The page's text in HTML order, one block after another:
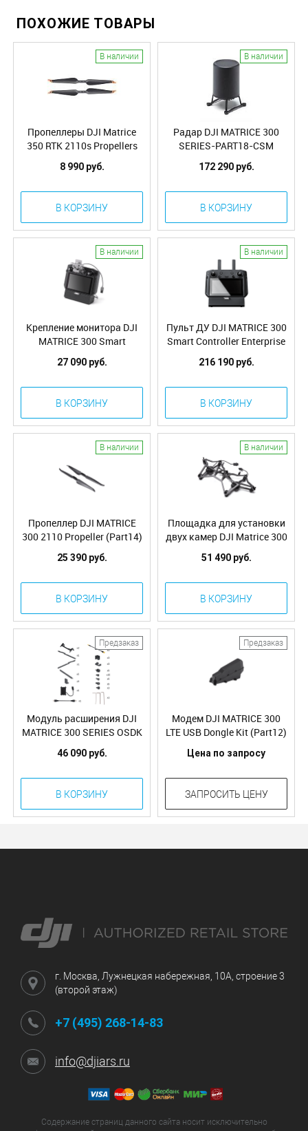
ПОХОЖИЕ ТОВАРЫ
В наличии
Пропеллеры DJI Matrice
350 RTK 2110s Propellers
(Pair)
8 990 руб.
В КОРЗИНУ
В наличии
Радар DJI MATRICE 300
SERIES-PART18-CSM
Radar
172 290 руб.
В КОРЗИНУ
В наличии
Крепление монитора DJI
MATRICE 300 Smart
Controller Enterprise
Monitor Mounting Kit
27 090 руб.
В КОРЗИНУ
В наличии
Пульт ДУ DJI MATRICE 300
Smart Controller Enterprise
(Part02)
216 190 руб.
В КОРЗИНУ
В наличии
Пропеллер DJI MATRICE
300 2110 Propeller (Part14)
25 390 руб.
В КОРЗИНУ
В наличии
Площадка для установки
двух камер DJI Matrice 300
Dual Gimbal Connector
(Part10)
51 490 руб.
В КОРЗИНУ
Предзаказ
Модуль расширения DJI
MATRICE 300 SERIES OSDK
Expansion Module (Part13)
46 090 руб.
В КОРЗИНУ
Предзаказ
Модем DJI MATRICE 300
LTE USB Dongle Kit (Part12)
Цена по запросу
ЗАПРОСИТЬ ЦЕНУ
г. Москва, Лужнецкая набережная, 10А, строение 3
(второй этаж)
+7 (495) 268-14-83
info@djiars.ru
Содержание страниц данного сайта носит исключительно